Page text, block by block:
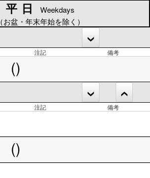
平日
Weekdays
（お盆・年末年始を除く）
注記 備考
()
注記 備考
()